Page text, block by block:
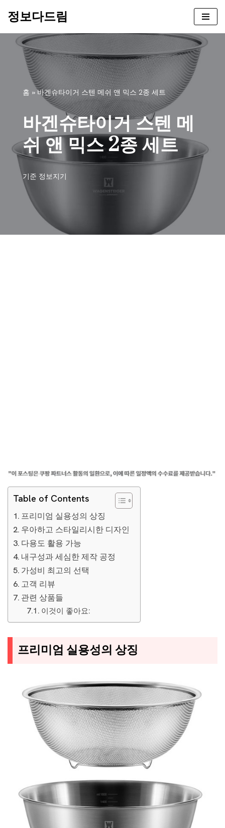
정보다드림
홈 »바겐슈타이거 스텐 메쉬 앤 믹스 2종 세트
바겐슈타이거 스텐 메
쉬 앤 믹스 2종 세트
기준 정보지기
Table of Contents
프리미엄 실용성의 상징
우아하고 스타일리시한 디자인
다용도 활용 가능
내구성과 세심한 제작 공정
가성비 최고의 선택
고객 리뷰
관련 상품들
이것이 좋아요:
프리미엄 실용성의 상징